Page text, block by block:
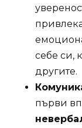
себе си,
другите.
първи